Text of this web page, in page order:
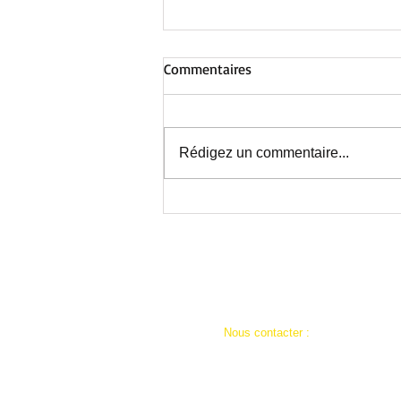
Commentaires
Rédigez un commentaire...
​​Nous contacter :